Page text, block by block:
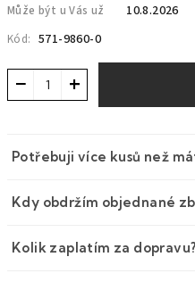
Může být u Vás už 10.8.2026
Kód: 571-9860-0
+
−
Potřebuji více kusů než
Kdy obdržím objednané
Kolik zaplatím za dopravu?